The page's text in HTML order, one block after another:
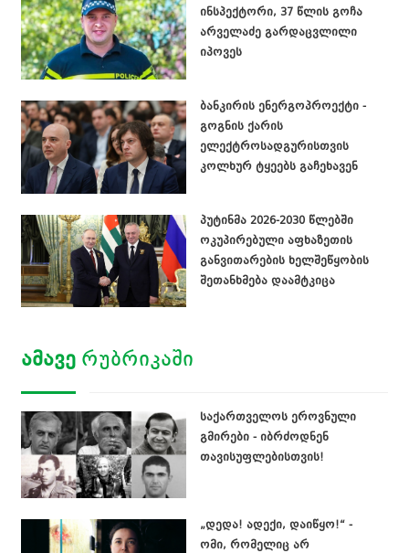
ინსპექტორი, 37 წლის გოჩა
არველაძე გარდაცვლილი
იპოვეს
ბანკირის ენერგოპროექტი -
გოგნის ქარის
ელექტროსადგურისთვის
კოლხურ ტყეებს გაჩეხავენ
პუტინმა 2026-2030 წლებში
ოკუპირებული აფხაზეთის
განვითარების ხელშეწყობის
შეთანხმება დაამტკიცა
ᲐᲛᲐᲕᲔ ᲠᲣᲑᲠᲘᲙᲐᲨᲘ
საქართველოს ეროვნული
გმირები - იბრძოდნენ
თავისუფლებისთვის!
„დედა! ადექი, დაიწყო!“ -
ომი, რომელიც არ